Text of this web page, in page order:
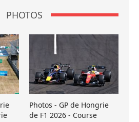
PHOTOS
Photos - GP de Hongrie
de F1 2026 - Course